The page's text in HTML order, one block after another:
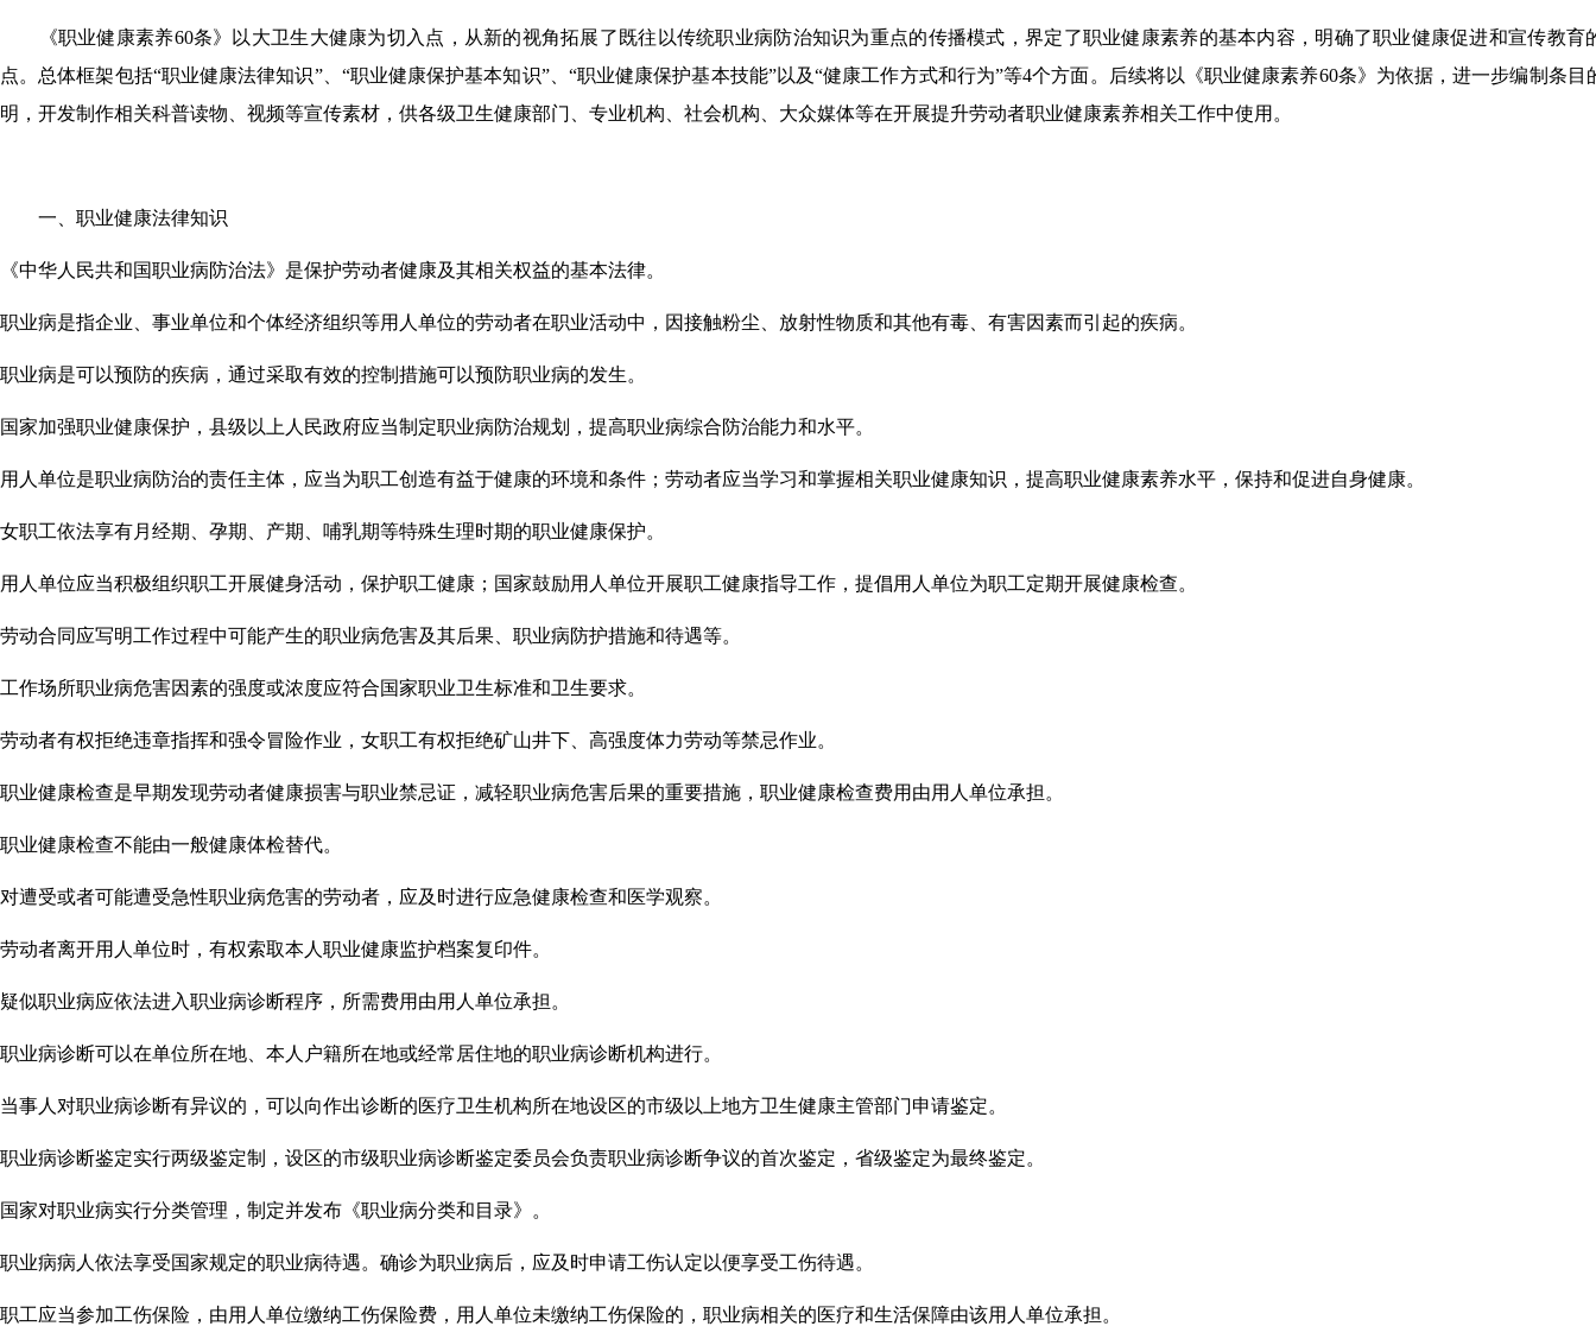
《职业健康素养60条》以大卫生大健康为切入点，从新的视角拓展了既往以传统职业病防治知识为重点的传播模式，界定了职业健康素养的基本内容，明确了职业健康促进和宣传教育
点。总体框架包括“职业健康法律知识”、 “职业健康保护基本知识”、 “职业健康保护基本技能”以及“健康工作方式和行为”等4个方面。后续将以《职业健康素养60条》为依据，进一步编制条目
明，开发制作相关科普读物、视频等宣传素材，供各级卫生健康部门、专业机构、社会机构、大众媒体等在开展提升劳动者职业健康素养相关工作中使用。
一、职业健康法律知识
《中华人民共和国职业病防治法》是保护劳动者健康及其相关权益的基本法律。
职业病是指企业、事业单位和个体经济组织等用人单位的劳动者在职业活动中，因接触粉尘、放射性物质和其他有毒、有害因素而引起的疾病。
职业病是可以预防的疾病 ， 通过采取有效的控制 措施可以预防职业病的发生。
国家加强职业健康保护，县级以上人民政府应当制定职业病防治规划，提高职业病综合防治能力和水平。
用人单位是职业病防治的责任主体，应当为职工创造有益于健康的环境和条件；劳动者应当学习和掌握相关职业健康知识， 提高职业健康素养水平，保持和促进自身健康。
女职工依法享有月经期、孕期、产期、哺乳期等特殊生理时期的职业健康保护。
用人单位应当积极组织职工开展健身活动，保护职工健康；国家鼓励用人单位开展职工健康指导工作，提倡用人单位为职工定期开展健康检查。
劳动合同应写明工作过程中可能产生的职业病危害及其后果、职业病防护措施和待遇等。
工作场所职业病危害因素的强度或浓度应符合国家职业卫生标准和卫生要求。
劳动者有权拒绝违章指挥和强令冒险作业，女职工有权拒绝矿山井下、高强度体力劳动等禁忌作业。
职业健康检查是早期发现劳动者健康损害与职业禁忌证，减轻职业病危害后果的重要措施， 职业健康检查费用由用人单位承担。
职业健康检查不能由一般健康体检替代。
对遭受或者可能遭受急性职业病危害的劳动者， 应及时进行应急健康检查和医学观察。
劳动者离开用人 单位时，有权索取本人职业健康监护档案复印件。
疑似职业病应依法进入职业病诊断程序，所需费用由用人单位承担。
职业病诊断可以在单位所在地、本人户籍所在地或经常居住地的职业病诊断机构进行。
当事人对职业病诊断有异议的，可以向作出诊断的医疗卫生机构所在地设区的市级以上地方卫生健康主管部门申请鉴定。
职业病诊断鉴定实行两级鉴定制，设区的市级职业病诊断鉴定委员会负责职业病诊断争议的首次鉴定，省级鉴定为最终鉴定。
国家对职业病实行分类管理， 制定并发布《职业病分类和目录》。
职业病病人依法享受国家规定的职业病待遇。确诊为职业病后， 应及时申请工伤认定以便享受工伤待遇。
职工应当参加工伤保险，由用人单位缴纳工伤保险费，用人单位未缴纳工伤保险的，职业病相关的医疗和生活保障由该用人单位承担。